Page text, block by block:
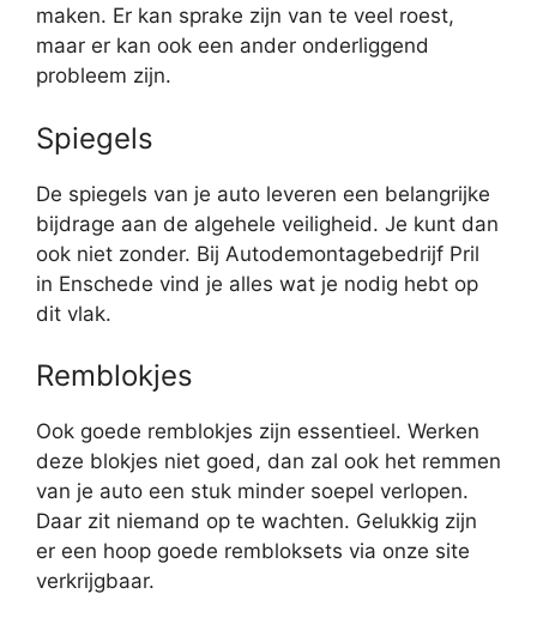
maken. Er kan sprake zijn van te veel roest,
maar er kan ook een ander onderliggend
probleem zijn.
Spiegels
De spiegels van je auto leveren een belangrijke
bijdrage aan de algehele veiligheid. Je kunt dan
ook niet zonder. Bij Autodemontagebedrijf Pril
in Enschede vind je alles wat je nodig hebt op
dit vlak.
Remblokjes
Ook goede remblokjes zijn essentieel. Werken
deze blokjes niet goed, dan zal ook het remmen
van je auto een stuk minder soepel verlopen.
Daar zit niemand op te wachten. Gelukkig zijn
er een hoop goede rembloksets via onze site
verkrijgbaar.